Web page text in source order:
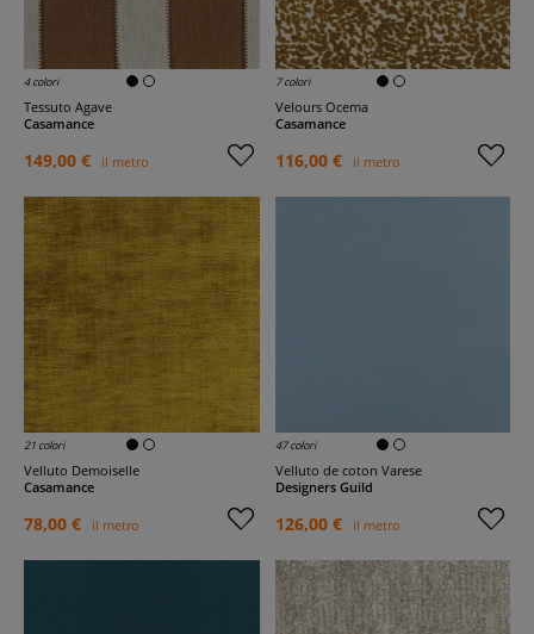
4 colori
Tessuto Agave
Casamance
149,00 € il metro
7 colori
Velours Ocema
Casamance
116,00 € il metro
21 colori
Velluto Demoiselle
Casamance
78,00 € il metro
47 colori
Velluto de coton Varese
Designers Guild
126,00 € il metro